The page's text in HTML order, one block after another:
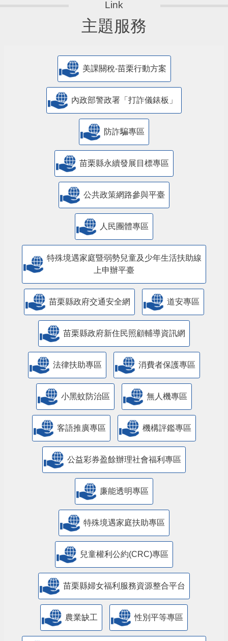
主題服務
美課關稅-苗栗行動方案
內政部警政署「打詐儀錶板」
防詐騙專區
苗栗縣永續發展目標專區
公共政策網路參與平臺
人民團體專區
特殊境遇家庭暨弱勢兒童及少年生活扶助線
上申辦平臺
苗栗縣政府交通安全網 道安專區
苗栗縣政府新住民照顧輔導資訊網
法律扶助專區 消費者保護專區
小黑蚊防治區 無人機專區
客語推廣專區 機構評鑑專區
公益彩券盈餘辦理社會福利專區
廉能透明專區
特殊境遇家庭扶助專區
兒童權利公約(CRC)專區
苗栗縣婦女福利服務資源整合平台
農業缺工 性別平等專區